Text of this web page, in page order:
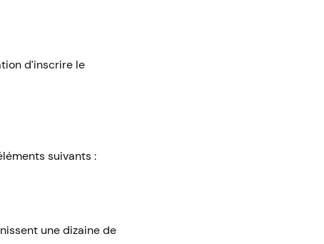
d’inscrire le
suivants :
une dizaine de